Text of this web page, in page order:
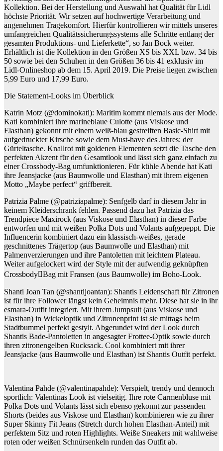
Kollektion. Bei der Herstellung und Auswahl hat Qualität für Lidl
höchste Priorität. Wir setzen auf hochwertige Verarbeitung und
angenehmen Tragekomfort. Hierfür kontrollieren wir mittels unseres
umfangreichen Qualitätssicherungssystems alle Schritte entlang der
gesamten Produktions- und Lieferkette“, so Jan Bock weiter.
Erhältlich ist die Kollektion in den Größen XS bis XXL bzw. 34 bis
50 sowie bei den Schuhen in den Größen 36 bis 41 exklusiv im
Lidl-Onlineshop ab dem 15. April 2019. Die Preise liegen zwischen
5,99 Euro und 17,99 Euro.
Die Statement-Looks im Überblick
Katrin Motz (@dominokati): Maritim kommt niemals aus der Mode.
Kati kombiniert ihre marineblaue Culotte (aus Viskose und
Elasthan) gekonnt mit einem weiß-blau gestreiften Basic-Shirt mit
aufgedruckter Kirsche sowie dem Must-have des Jahres: der
Gürteltasche. Knallrot mit goldenen Elementen setzt die Tasche den
perfekten Akzent für den Gesamtlook und lässt sich ganz einfach zu
einer Crossbody-Bag umfunktionieren. Für kühle Abende hat Kati
ihre Jeansjacke (aus Baumwolle und Elasthan) mit ihrem eigenen
Motto „Maybe perfect“ griffbereit.
Patrizia Palme (@patriziapalme): Senfgelb darf in diesem Jahr in
keinem Kleiderschrank fehlen. Passend dazu hat Patrizia das
Trendpiece Maxirock (aus Viskose und Elasthan) in dieser Farbe
entworfen und mit weißen Polka Dots und Volants aufgepeppt. Die
Influencerin kombiniert dazu ein klassisch-weißes, gerade
geschnittenes Trägertop (aus Baumwolle und Elasthan) mit
Palmenverzierungen und ihre Pantoletten mit leichtem Plateau.
Weiter aufgelockert wird der Style mit der aufwendig geknüpften
Crossbody￾Bag mit Fransen (aus Baumwolle) im Boho-Look.
Shanti Joan Tan (@shantijoantan): Shantis Leidenschaft für Zitronen
ist für ihre Follower längst kein Geheimnis mehr. Diese hat sie in ihr
esmara-Outfit integriert. Mit ihrem Jumpsuit (aus Viskose und
Elasthan) in Wickeloptik und Zitronenprint ist sie mittags beim
Stadtbummel perfekt gestylt. Abgerundet wird der Look durch
Shantis Bade-Pantoletten in angesagter Frottee-Optik sowie durch
ihren zitronengelben Rucksack. Cool kombiniert mit ihrer
Jeansjacke (aus Baumwolle und Elasthan) ist Shantis Outfit perfekt.
Valentina Pahde (@valentinapahde): Verspielt, trendy und dennoch
sportlich: Valentinas Look ist vielseitig. Ihre rote Carmenbluse mit
Polka Dots und Volants lässt sich ebenso gekonnt zur passenden
Shorts (beides aus Viskose und Elasthan) kombinieren wie zu ihrer
Super Skinny Fit Jeans (Stretch durch hohen Elasthan-Anteil) mit
perfektem Sitz und roten Highlights. Weiße Sneakers mit wahlweise
roten oder weißen Schnürsenkeln runden das Outfit ab.